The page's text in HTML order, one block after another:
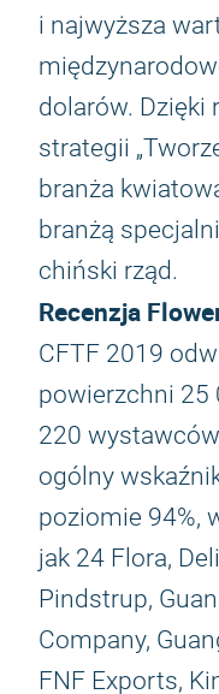
i najwyższa
dolarów. Dzięki
strategii
branża
branżą
chiński rząd.
Recenzja
CFTF 2019
powierzchni 25
220
ogólny
poziomie 94%,
jak 24 Flora,
Pindstrup,
Company,
FNF Exports,